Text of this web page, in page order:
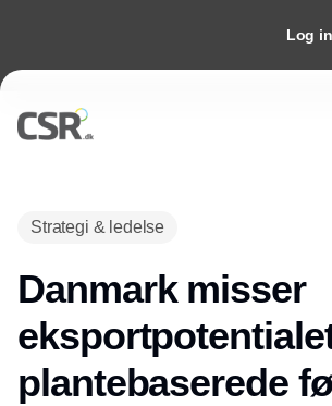
Log
Strategi & ledelse
Danmark misser
plantebaserede